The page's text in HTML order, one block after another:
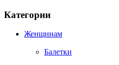
Категории
Женщинам
Балетки